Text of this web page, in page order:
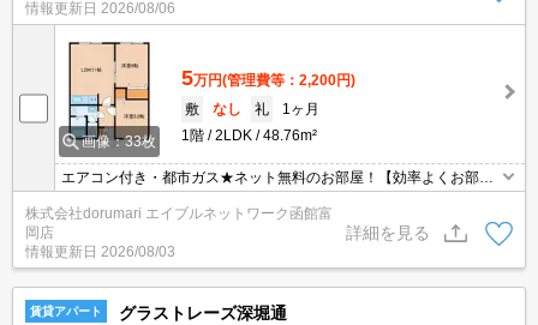
情報更新日 2026/08/06
画像：33枚
5万円(管理費等：2,200円)
敷
なし 礼
1ヶ月
1階
2LDK 48.76m²
エアコン付き・都市ガス★ネット無料のお部屋！【効率よくお部屋
探しができるお店】同じお部屋がいくつも出てきて探すのが大
変。。そんな時は「窓口を一つにして」エイブルNW函館富岡店へ
お任せください！どのお部屋でもご紹介、ご案内させていただきま
す
株式会社dorumari エイブルネットワーク函館富
岡店
情報更新日 2026/08/03
詳細を見る
賃貸アパート グラストレーズ深堀通